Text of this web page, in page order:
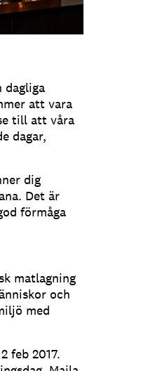
dagliga
att vara
till att våra
dagar,
dig
Det är
förmåga
matlagning
och
med
feb 2017.